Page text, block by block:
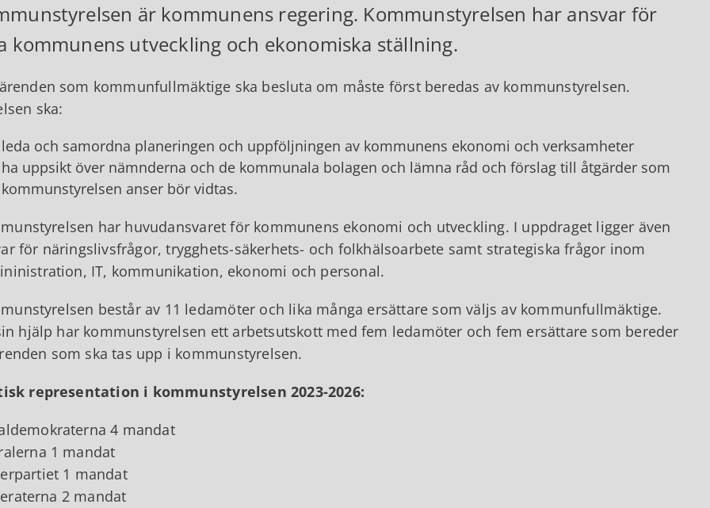
är kommunens regering. Kommunstyrelsen har ansvar för
kommunens utveckling och ekonomiska ställning.
som kommunfullmäktige ska besluta om måste först beredas av kommunstyrelsen.
ska:
leda och samordna planeringen och uppföljningen av kommunens ekonomi och verksamheter
ha uppsikt över nämnderna och de kommunala bolagen och lämna råd och förslag till åtgärder som
kommunstyrelsen anser bör vidtas.
har huvudansvaret för kommunens ekonomi och utveckling. I uppdraget ligger även
för näringslivsfrågor, trygghets-säkerhets- och folkhälsoarbete samt strategiska frågor inom
IT, kommunikation, ekonomi och personal.
består av 11 ledamöter och lika många ersättare som väljs av kommunfullmäktige.
hjälp har kommunstyrelsen ett arbetsutskott med fem ledamöter och fem ersättare som bereder
som ska tas upp i kommunstyrelsen.
representation i kommunstyrelsen 2023-2026:
4 mandat
1 mandat
1 mandat
2 mandat